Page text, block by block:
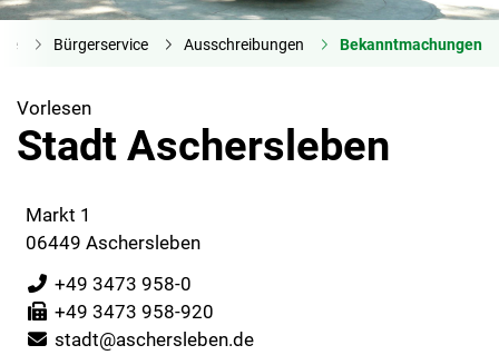
Bürgerservice Ausschreibungen Bekanntmachungen
Vorlesen
Stadt Aschersleben
Markt 1
06449 Aschersleben
+49 3473 958-0
+49 3473 958-920
stadt@aschersleben.de